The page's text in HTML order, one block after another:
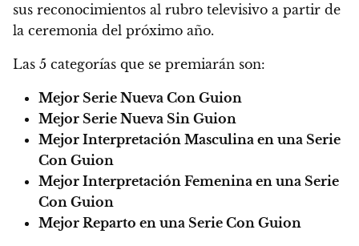
sus reconocimientos al rubro televisivo a partir de
la ceremonia del próximo año.
Las 5 categorías que se premiarán son:
Mejor Serie Nueva Con Guion
Mejor Serie Nueva Sin Guion
Mejor Interpretación Masculina en una Serie
Con Guion
Mejor Interpretación Femenina en una Serie
Con Guion
Mejor Reparto en una Serie Con Guion